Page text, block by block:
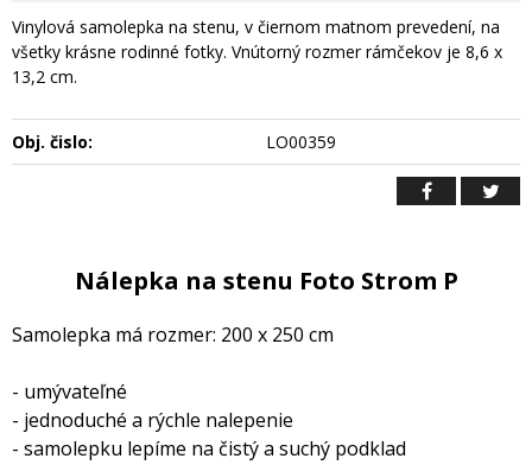
Vinylová samolepka na stenu, v čiernom matnom prevedení, na
všetky krásne rodinné fotky. Vnútorný rozmer rámčekov je 8,6 x
13,2 cm.
Obj. čislo: LO00359
Nálepka na stenu Foto Strom P
Samolepka má rozmer: 200 x 250 cm
- umývateľné
- jednoduché a rýchle nalepenie
- samolepku lepíme na čistý a suchý podklad